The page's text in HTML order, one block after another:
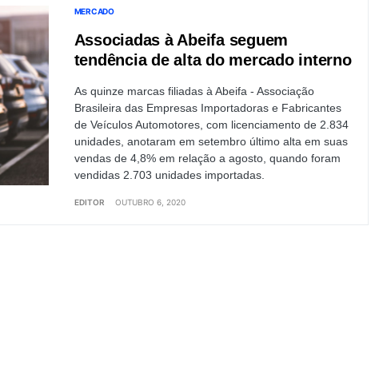
MERCADO
Associadas à Abeifa seguem
tendência de alta do mercado interno
As quinze marcas filiadas à Abeifa - Associação
Brasileira das Empresas Importadoras e Fabricantes
de Veículos Automotores, com licenciamento de 2.834
unidades, anotaram em setembro último alta em suas
vendas de 4,8% em relação a agosto, quando foram
vendidas 2.703 unidades importadas.
EDITOR OUTUBRO 6, 2020